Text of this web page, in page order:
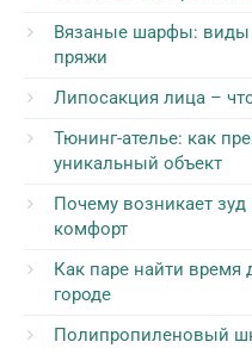
Вязаные шарфы: виды
пряжи
Липосакция лица –
Тюнинг-ателье: как
уникальный объект
Почему возникает
комфорт
Как паре найти время
городе
Полипропиленовый